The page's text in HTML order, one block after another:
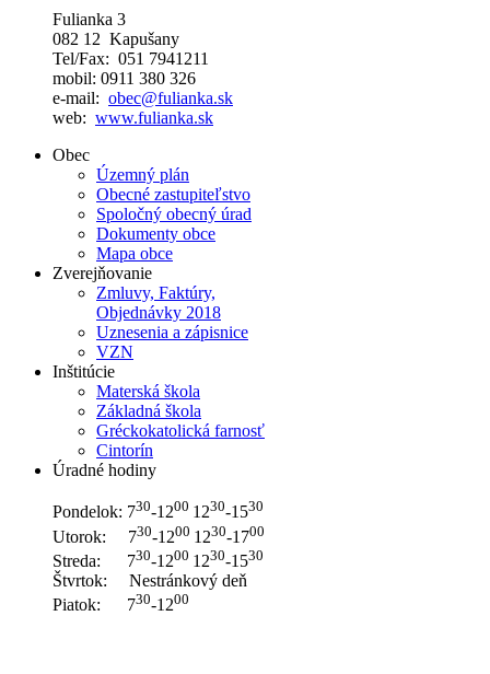
Fulianka 3
082 12 Kapušany
Tel/Fax: 051 7941211
mobil: 0911 380 326
e-mail: obec@fulianka.sk
web: www.fulianka.sk
Obec
Územný plán
Obecné zastupiteľstvo
Spoločný obecný úrad
Dokumenty obce
Mapa obce
Zverejňovanie
Zmluvy, Faktúry,
Objednávky 2018
Uznesenia a zápisnice
VZN
Inštitúcie
Materská škola
Základná škola
Gréckokatolická farnosť
Cintorín
Úradné hodiny
Pondelok: 730-1200 1230-1530
Utorok: 730-1200 1230-1700
Streda: 730-1200 1230-1530
Štvrtok: Nestránkový deň
Piatok: 730-1200